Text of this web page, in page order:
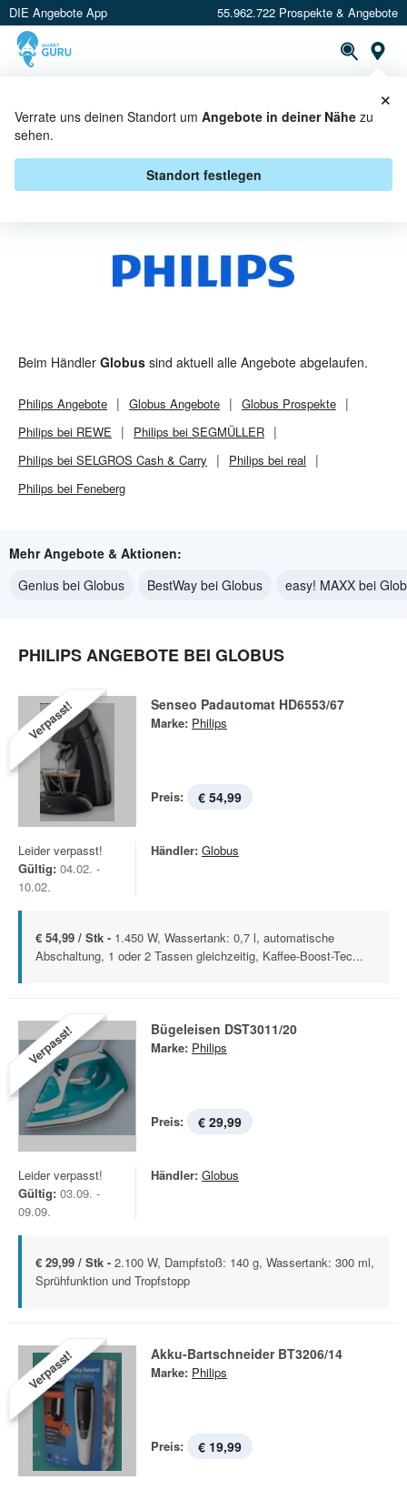
DIE Angebote App 55.962.722 Prospekte & Angebote
Verrate uns deinen Standort um Angebote in deiner Nähe zu
sehen.
Standort festlegen
×
PHILIPS BEI GLOBUS - ANGEBOTE
& AKTIONEN
Beim Händler Globus sind aktuell alle Angebote abgelaufen.
Philips Angebote Globus Angebote Globus Prospekte
Philips bei REWE
Philips bei SEGMÜLLER
Philips bei SELGROS Cash & Carry
Philips bei real
Philips bei Feneberg
Mehr Angebote & Aktionen:
Genius bei Globus
BestWay bei Globus easy! MAXX bei
PHILIPS ANGEBOTE BEI GLOBUS
Verpasst! Senseo Padautomat HD6553/67
Marke: Philips
Preis: € 54,99
Leider verpasst!
Gültig: 04.02. -
10.02.
Händler: Globus
€ 54,99 / Stk - 1.450 W, Wassertank: 0,7 l, automatische
Abschaltung, 1 oder 2 Tassen gleichzeitig, Kaffee-Boost-Tec...
Verpasst! Bügeleisen DST3011/20
Marke: Philips
Preis: € 29,99
Leider verpasst!
Gültig: 03.09. -
09.09.
Händler: Globus
€ 29,99 / Stk - 2.100 W, Dampfstoß: 140 g, Wassertank: 300 ml,
Sprühfunktion und Tropfstopp
Verpasst! Akku-Bartschneider BT3206/14
Marke: Philips
Preis: € 19,99